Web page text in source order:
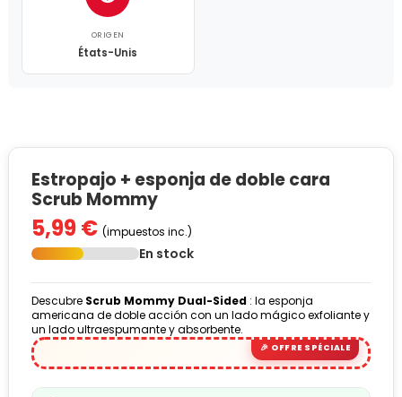
ORIGEN
États-Unis
Estropajo + esponja de doble cara
Scrub Mommy
5,99 € (impuestos inc.)
En stock
Descubre Scrub Mommy Dual-Sided : la esponja
americana de doble acción con un lado mágico exfoliante y
un lado ultraespumante y absorbente.